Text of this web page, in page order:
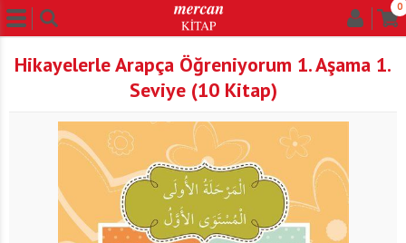
0
Hikayelerle Arapça Öğreniyorum 1. Aşama 1.
Seviye (10 Kitap)